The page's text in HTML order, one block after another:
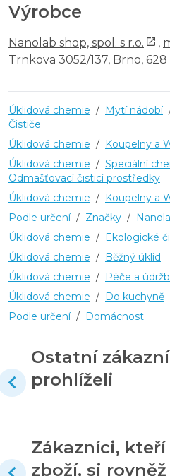
Výrobce
Nanolab shop, spol. s r.o. ,
Trnkova 3052/137, Brno,
Úklidová chemie / Mytí nádobí
Čističe
Úklidová chemie / Koupelny a
Úklidová chemie / Speciální
Odmašťovací čisticí prostředky
Úklidová chemie / Koupelny a
Podle určení / Značky /
Úklidová chemie / Ekologické
Úklidová chemie / Běžný úklid
Úklidová chemie /
Úklidová chemie / Do kuchyně
Podle určení / Domácnost
Ostatní
prohlíželi
Zákazníci,
zboží, si